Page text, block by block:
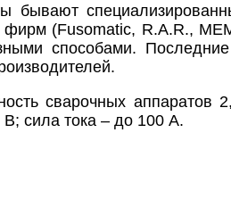
бывают
фирм (Fusomatic, R.A.R.,
способами. Последние
сварочных аппаратов
сила тока – до 100 А.